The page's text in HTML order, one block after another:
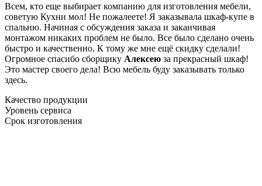
Всем, кто еще выбирает компанию для изготовления мебели,
советую Кухни мол! Не пожалеете! Я заказывала шкаф-купе в
спальню. Начиная с обсуждения заказа и заканчивая
монтажом никаких проблем не было. Все было сделано очень
быстро и качественно. К тому же мне ещё скидку сделали!
Огромное спасибо сборщику Алексею за прекрасный шкаф!
Это мастер своего дела! Всю мебель буду заказывать только
здесь.
Качество продукции
Уровень сервиса
Срок изготовления